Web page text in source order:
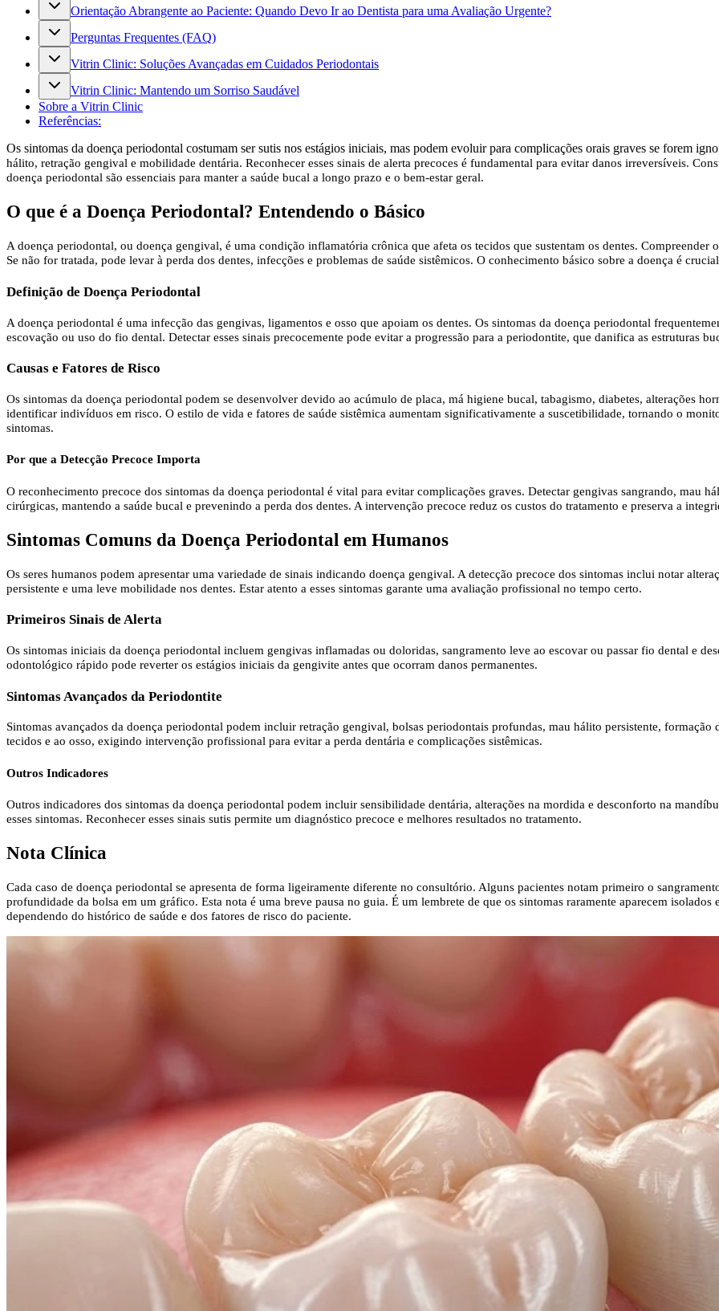
Orientação Abrangente ao Paciente: Quando Devo Ir ao Dentista para uma Avaliação Urgente?
Perguntas Frequentes (FAQ)
Vitrin Clinic: Soluções Avançadas em Cuidados Periodontais
Vitrin Clinic: Mantendo um Sorriso Saudável
Sobre a Vitrin Clinic
Referências:
Os sintomas da doença periodontal costumam ser sutis nos estágios iniciais, mas podem evoluir para complicações orais graves se forem
hálito, retração gengival e mobilidade dentária. Reconhecer esses sinais de alerta precoces é fundamental para evitar danos irreversíveis.
doença periodontal são essenciais para manter a saúde bucal a longo prazo e o bem-estar geral.
O que é a Doença Periodontal? Entendendo o Básico
A doença periodontal, ou doença gengival, é uma condição inflamatória crônica que afeta os tecidos que sustentam os dentes.
Se não for tratada, pode levar à perda dos dentes, infecções e problemas de saúde sistêmicos. O conhecimento básico sobre a doença é
Definição de Doença Periodontal
A doença periodontal é uma infecção das gengivas, ligamentos e osso que apoiam os dentes. Os sintomas da doença periodontal
escovação ou uso do fio dental. Detectar esses sinais precocemente pode evitar a progressão para a periodontite, que danifica as estruturas
Causas e Fatores de Risco
Os sintomas da doença periodontal podem se desenvolver devido ao acúmulo de placa, má higiene bucal, tabagismo, diabetes, alterações
identificar indivíduos em risco. O estilo de vida e fatores de saúde sistêmica aumentam significativamente a suscetibilidade, tornando o
sintomas.
Por que a Detecção Precoce Importa
O reconhecimento precoce dos sintomas da doença periodontal é vital para evitar complicações graves. Detectar gengivas sangrando, mau
cirúrgicas, mantendo a saúde bucal e prevenindo a perda dos dentes. A intervenção precoce reduz os custos do tratamento e preserva a
Sintomas Comuns da Doença Periodontal em Humanos
Os seres humanos podem apresentar uma variedade de sinais indicando doença gengival. A detecção precoce dos sintomas inclui notar
persistente e uma leve mobilidade nos dentes. Estar atento a esses sintomas garante uma avaliação profissional no tempo certo.
Primeiros Sinais de Alerta
Os sintomas iniciais da doença periodontal incluem gengivas inflamadas ou doloridas, sangramento leve ao escovar ou passar fio dental e
odontológico rápido pode reverter os estágios iniciais da gengivite antes que ocorram danos permanentes.
Sintomas Avançados da Periodontite
Sintomas avançados da doença periodontal podem incluir retração gengival, bolsas periodontais profundas, mau hálito persistente,
tecidos e ao osso, exigindo intervenção profissional para evitar a perda dentária e complicações sistêmicas.
Outros Indicadores
Outros indicadores dos sintomas da doença periodontal podem incluir sensibilidade dentária, alterações na mordida e desconforto na
esses sintomas. Reconhecer esses sinais sutis permite um diagnóstico precoce e melhores resultados no tratamento.
Nota Clínica
Cada caso de doença periodontal se apresenta de forma ligeiramente diferente no consultório. Alguns pacientes notam primeiro o
profundidade da bolsa em um gráfico. Esta nota é uma breve pausa no guia. É um lembrete de que os sintomas raramente aparecem
dependendo do histórico de saúde e dos fatores de risco do paciente.